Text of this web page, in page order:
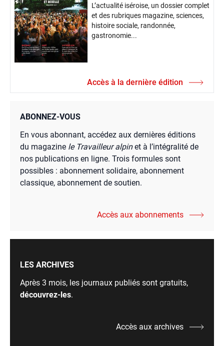
L’actualité iséroise, un dossier complet
et des rubriques magazine, sciences,
histoire sociale, randonnée,
gastronomie...
Accès à la dernière édition
ABONNEZ-VOUS
En vous abonnant, accédez aux dernières éditions
du magazine le Travailleur alpinet à l’intégralité de
nos publications en ligne. Trois formules sont
possibles : abonnement solidaire, abonnement
classique, abonnement de soutien.
Accès aux abonnements
LES ARCHIVES
Après 3 mois, les journaux publiés sont gratuits,
découvrez-les.
Accès aux archives